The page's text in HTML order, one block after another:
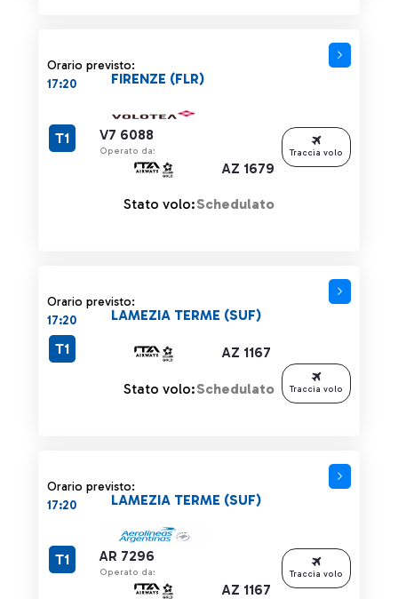
Orario previsto:
17:20
V7 6088
Operato da:
AZ 1679
FIRENZE (FLR)
T1
Stato volo:Schedulato
Traccia volo
Orario previsto:
17:20
AZ 1167
LAMEZIA TERME (SUF)
T1
Stato volo:Schedulato Traccia volo
Orario previsto:
17:20
AR 7296
Operato da:
AZ 1167
LAMEZIA TERME (SUF)
T1
Traccia volo